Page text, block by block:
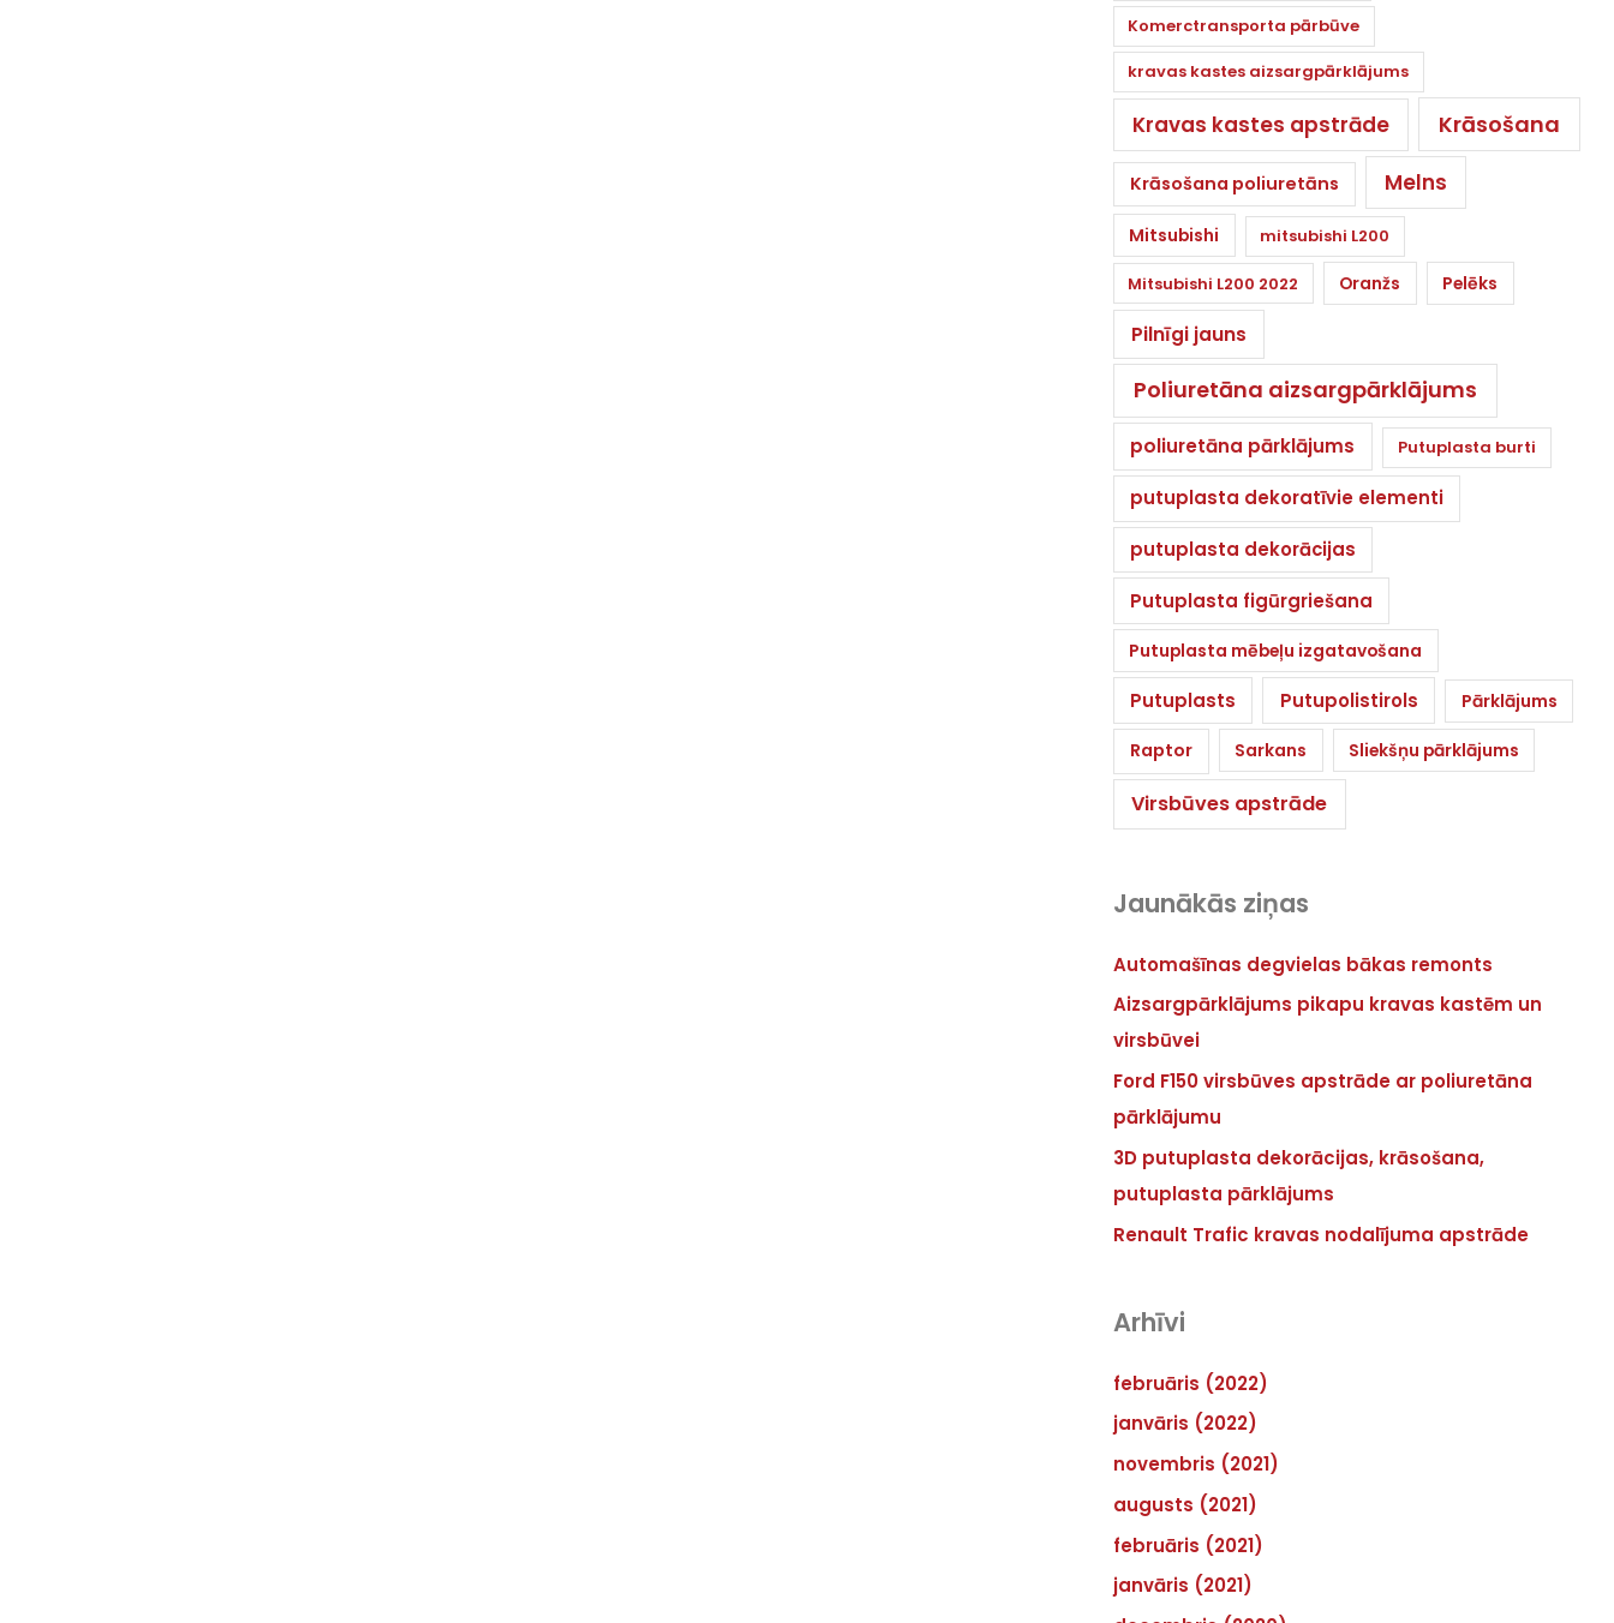
Komerctransporta pārbūve
kravas kastes aizsargpārklājums
Kravas kastes apstrāde Krāsošana
Krāsošana poliuretāns Melns
Mitsubishi mitsubishi L200
Mitsubishi L200 2022 Oranžs Pelēks
Pilnīgi jauns
Poliuretāna aizsargpārklājums
poliuretāna pārklājums Putuplasta burti
putuplasta dekoratīvie elementi
putuplasta dekorācijas
Putuplasta figūrgriešana
Putuplasta mēbeļu izgatavošana
Putuplasts Putupolistirols Pārklājums
Raptor Sarkans Sliekšņu pārklājums
Virsbūves apstrāde
Jaunākās ziņas
Automašīnas degvielas bākas remonts
Aizsargpārklājums pikapu kravas kastēm un
virsbūvei
Ford F150 virsbūves apstrāde ar poliuretāna
pārklājumu
3D putuplasta dekorācijas, krāsošana,
putuplasta pārklājums
Renault Trafic kravas nodalījuma apstrāde
Arhīvi
februāris (2022)
janvāris (2022)
novembris (2021)
augusts (2021)
februāris (2021)
janvāris (2021)